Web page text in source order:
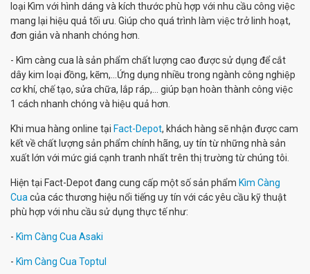
loại Kìm với hình dáng và kích thước phù hợp với nhu cầu công việc
mang lại hiệu quả tối ưu. Giúp cho quá trình làm việc trở linh hoạt,
đơn giản và nhanh chóng hơn.
- Kìm càng cua là sản phẩm chất lượng cao được sử dụng để cắt
dây kim loại đồng, kẽm,...Ứng dụng nhiều trong ngành công nghiệp
cơ khí, chế tạo, sửa chữa, lắp ráp,... giúp bạn hoàn thành công việc
1 cách nhanh chóng và hiệu quả hơn.
Khi mua hàng online tại Fact-Depot, khách hàng sẽ nhận được cam
kết về chất lượng sản phẩm chính hãng, uy tín từ những nhà sản
xuất lớn với mức giá cạnh tranh nhất trên thị trường từ chúng tôi.
Hiện tại Fact-Depot đang cung cấp một số sản phẩm Kìm Càng
Cua của các thương hiệu nổi tiếng uy tín với các yêu cầu kỹ thuật
phù hợp với nhu cầu sử dụng thực tế như:
- Kìm Càng Cua Asaki
- Kìm Càng Cua Toptul